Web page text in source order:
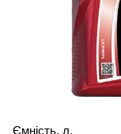
Ємність, л.